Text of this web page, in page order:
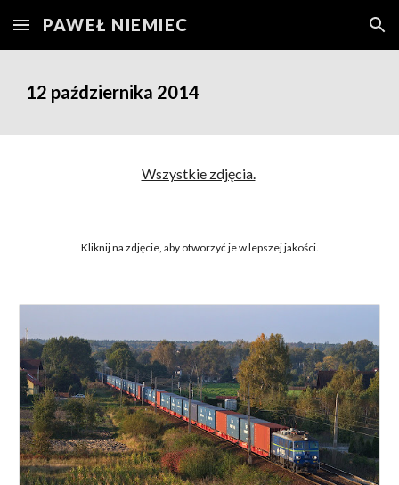
Skip to main content Skip to navigation
PAWEŁ NIEMIEC
12 października 2014
Wszystkie zdjęcia.
Kliknij na zdjęcie, aby otworzyć je w lepszej jakości.